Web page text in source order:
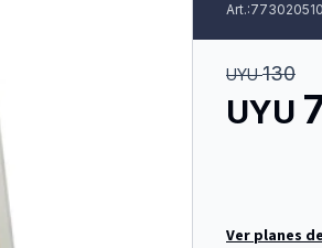
UYU
UYU 130
Ver planes